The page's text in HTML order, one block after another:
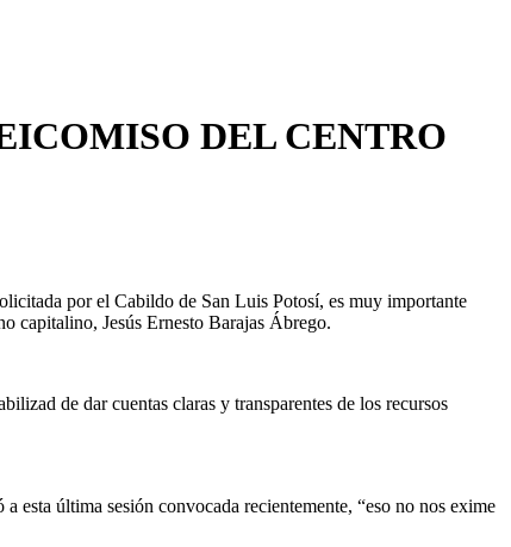
DEL CENTRO
por el Cabildo de San Luis Potosí, es muy importante
capitalino, Jesús Ernesto Barajas Ábrego.
de dar cuentas claras y transparentes de los recursos
última sesión convocada recientemente, “eso no nos exime